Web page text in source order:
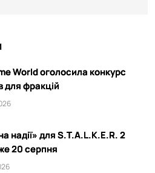
World оголосила конкурс
для фракцій
надії» для S.T.A.L.K.E.R. 2
20 серпня